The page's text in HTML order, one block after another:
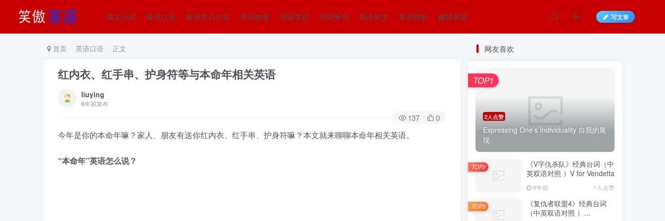
英文台词 英语口语 英语学习方法 英语故事 英语笑话 英语美句 英语美文 英语诗歌 趣味英语 写文章
首页 英语口语 正文
红内衣、红手串、护身符等与本命年相关英语
liuying
8年前发布
137 0
今年是你的本命年嘛？家人、朋友有送你红内衣、红手串、护身符嘛？本文就来聊聊本命年相关英语。
“本命年”英语怎么说？
网友喜欢
2人点赞
Expressing One’s Individuality 自我的展
现
TOP1
《V字仇杀队》经典台词（中
英双语对照 ）V for Vendetta
9年前 1人点赞
TOP2
《复仇者联盟4》经典台词
（中英双语对照 ）
TOP3